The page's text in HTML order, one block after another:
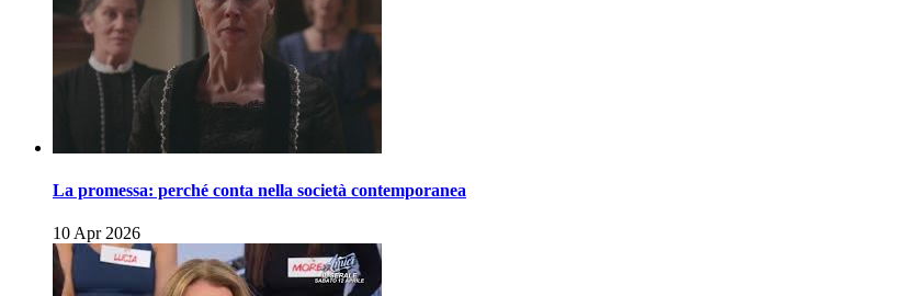
La promessa: perché conta nella società contemporanea
10 Apr 2026